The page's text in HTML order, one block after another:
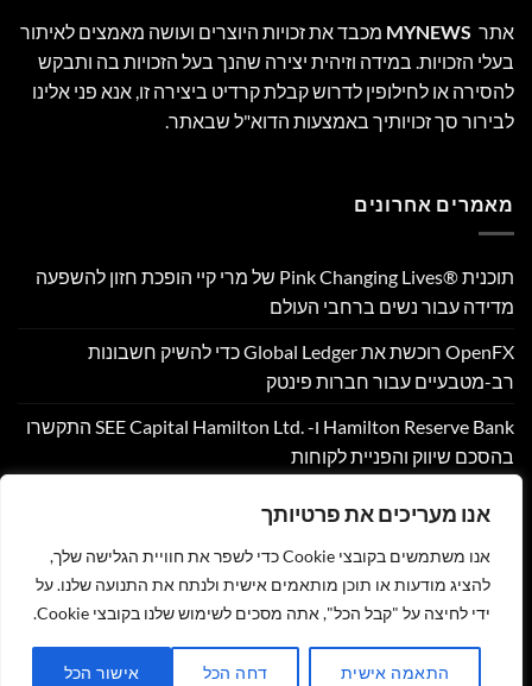
אנו מעריכים את פרטיותך
אנו משתמשים בקובצי Cookie כדי לשפר את חוויית הגלישה שלך,
להציג מודעות או תוכן מותאמים אישית ולנתח את התנועה שלנו. על
ידי לחיצה על "קבל הכל", אתה מסכים לשימוש שלנו בקובצי Cookie.
התאמה אישית דחה הכל אישור הכל
אתר MYNEWS מכבד את זכויות היוצרים ועושה מאמצים לאיתור
בעלי הזכויות. במידה וזיהית יצירה שהנך בעל הזכויות בה ותבקש
להסירה או לחילופין לדרוש קבלת קרדיט ביצירה זו, אנא פני אלינו
לבירור סך זכויותיך באמצעות הדוא"ל שבאתר.
מאמרים אחרונים
תוכנית Pink Changing Lives®‎ של מרי קיי הופכת חזון להשפעה
מדידה עבור נשים ברחבי העולם
OpenFX רוכשת את Global Ledger כדי להשיק חשבונות
רב-מטבעיים עבור חברות פינטק
Hamilton Reserve Bank ו- SEE Capital Hamilton Ltd.‎ התקשרו
בהסכם שיווק והפניית לקוחות
Corpay Cross-Border מונתה לשותפת המט"ח הרשמית של
Ultimate Sevens